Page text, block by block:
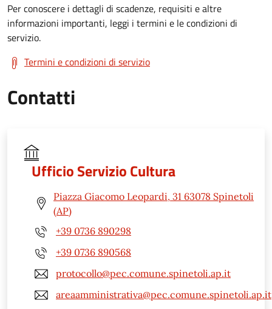
Per conoscere i dettagli di scadenze, requisiti e altre
informazioni importanti, leggi i termini e le condizioni di
servizio.
Termini e condizioni di servizio
Contatti
Ufficio Servizio Cultura
Piazza Giacomo Leopardi, 31 63078 Spinetoli
(AP)
+39 0736 890298
+39 0736 890568
protocollo@pec.comune.spinetoli.ap.it
areaamministrativa@pec.comune.spinetoli.ap.it